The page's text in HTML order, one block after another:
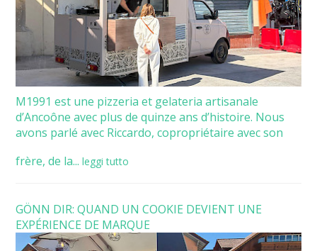
M1991 est une pizzeria et gelateria artisanale
d’Ancoône avec plus de quinze ans d’histoire. Nous
avons parlé avec Riccardo, copropriétaire avec son
frère, de la... leggi tutto
GÖNN DIR: QUAND UN COOKIE DEVIENT UNE
EXPÉRIENCE DE MARQUE